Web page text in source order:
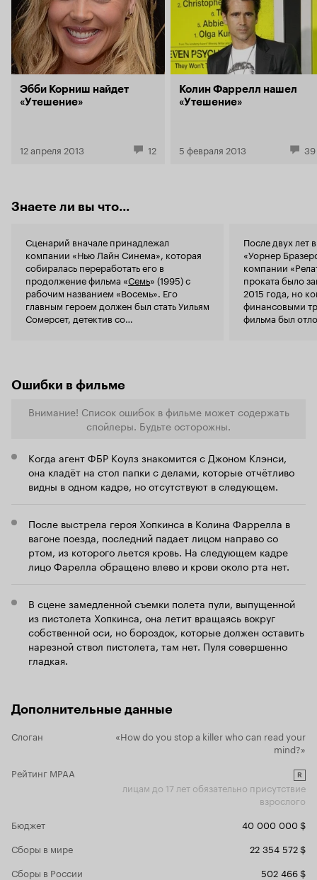
создают желание всё же досмотреть его до
конца. Мне понравилось!
идеи об
ли
которые
отвечает
Эбби Корниш найдет
«Утешение»
12 апреля 2013 12
Колин Фаррелл нашел
«Утешение»
5 февраля 2013 39
Знаете ли вы что...
Сценарий вначале принадлежал
компании «Нью Лайн Синема», которая
собиралась переработать его в
продолжение фильма «Семь» (1995) с
рабочим названием «Восемь». Его
главным героем должен был стать Уильям
Сомерсет, детектив со
связанный с фильмом «Семь».
После двух лет
«Уорнер
компании
проката было
2015 года, но
финансовыми
фильма был
Ошибки в фильме
Внимание! Список ошибок в фильме может содержать
спойлеры. Будьте осторожны.
Когда агент ФБР Коулз знакомится с Джоном Клэнси,
она кладёт на стол папки с делами, которые отчётливо
видны в одном кадре, но отсутствуют в следующем.
После выстрела героя Хопкинса в Колина Фаррелла в
вагоне поезда, последний падает лицом направо со
ртом, из которого льется кровь. На следующем кадре
лицо Фарелла обращено влево и крови около рта нет.
В сцене замедленной съемки полета пули, выпущенной
из пистолета Хопкинса, она летит вращаясь вокруг
собственной оси, но бороздок, которые должен оставить
нарезной ствол пистолета, там нет. Пуля совершенно
гладкая.
Дополнительные данные
Слоган
«How do you stop a killer who can read your
mind?»
Рейтинг MPAA
R
лицам до 17 лет обязательно присутствие
взрослого
Бюджет
40 000 000 $
Сборы в мире
22 354 572 $
Сборы в России
502 466 $